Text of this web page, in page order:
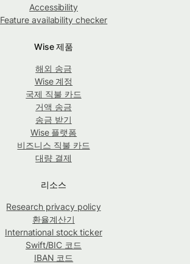
Accessibility
Feature availability checker
Wise 제품
해외 송금
Wise 계정
국제 직불 카드
거액 송금
송금 받기
Wise 플랫폼
비즈니스 직불 카드
대량 결제
리소스
Research privacy policy
환율계산기
International stock ticker
Swift/BIC 코드
IBAN 코드